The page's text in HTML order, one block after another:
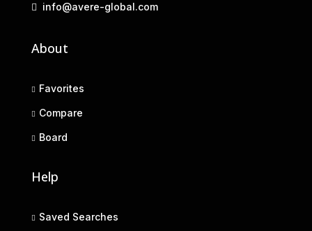
info@avere-global.com
About
Favorites
Compare
Board
Help
Saved Searches